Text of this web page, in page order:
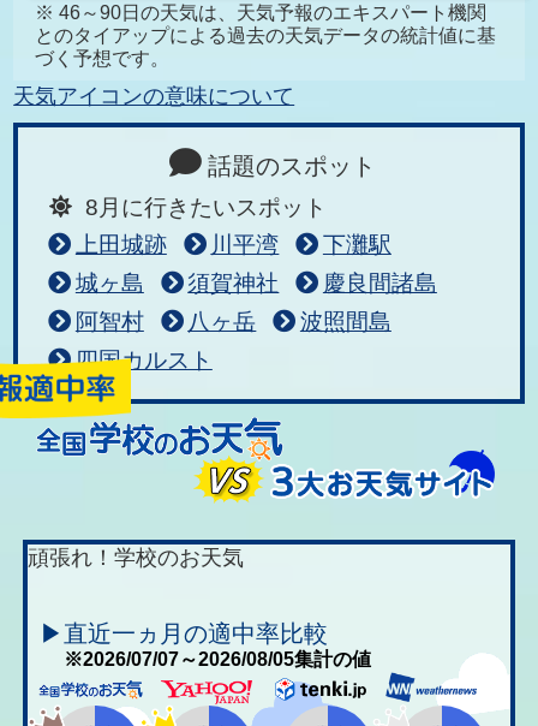
※ 46～90日の天気は、天気予報のエキスパート機関
とのタイアップによる過去の天気データの統計値に基
づく予想です。
天気アイコンの意味について
話題のスポット
8月に行きたいスポット
上田城跡
川平湾
下灘駅
城ヶ島
須賀神社
慶良間諸島
阿智村
八ヶ岳
波照間島
四国カルスト
頑張れ！学校のお天気
▶直近一ヵ月の適中率比較
※2026/07/07～2026/08/05集計の値